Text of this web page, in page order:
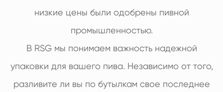
низкие цены были одобрены пивной
промышленностью.
В RSG мы понимаем важность надежной
упаковки для вашего пива. Независимо от того,
разливите ли вы по бутылкам свое последнее